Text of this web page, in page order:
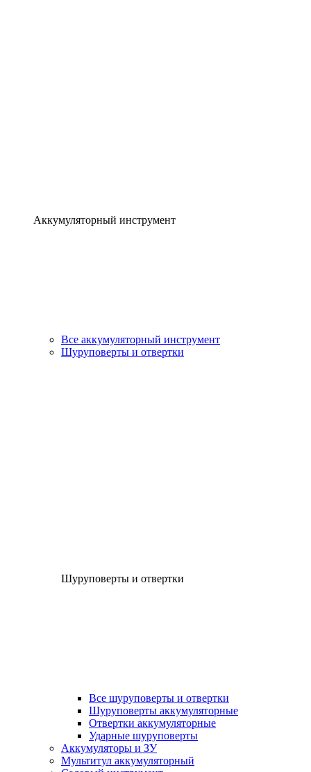
Аккумуляторный инструмент
Все аккумуляторный инструмент
Шуруповерты и отвертки
Шуруповерты и отвертки
Все шуруповерты и отвертки
Шуруповерты аккумуляторные
Отвертки аккумуляторные
Ударные шуруповерты
Аккумуляторы и ЗУ
Мультитул аккумуляторный